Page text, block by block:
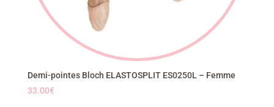
Demi-pointes Bloch ELASTOSPLIT ES0250L – Femme
33.00€